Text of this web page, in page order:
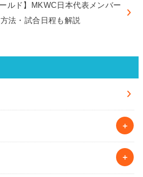
ルド】MKWC日本代表メンバー
法・試合日程も解説